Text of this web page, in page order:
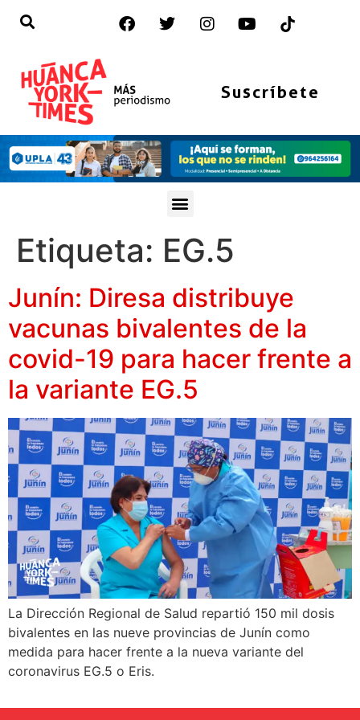
Suscríbete
Etiqueta: EG.5
Junín: Diresa distribuye
vacunas bivalentes de la
covid-19 para hacer frente a
la variante EG.5
La Dirección Regional de Salud repartió 150 mil dosis
bivalentes en las nueve provincias de Junín como
medida para hacer frente a la nueva variante del
coronavirus EG.5 o Eris.